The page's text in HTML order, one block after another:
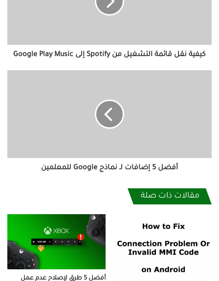
Play
Music
كيفية نقل قائمة التشغيل من Spotify إلى Google Play Music
أفضل 5 إضافات لـ نماذج Google للمعلمين
مقالات ذات صلة
أفضل 5 طرق لإصلاح عدم عمل